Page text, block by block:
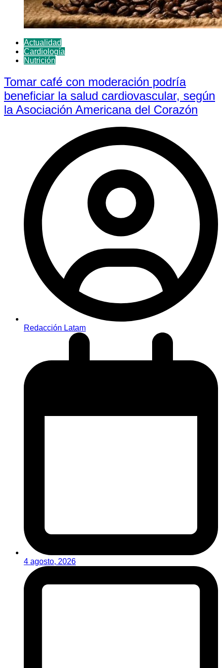
Actualidad
Cardiología
Nutrición
Tomar café con moderación podría
beneficiar la salud cardiovascular, según
la Asociación Americana del Corazón
Redacción Latam
4 agosto, 2026